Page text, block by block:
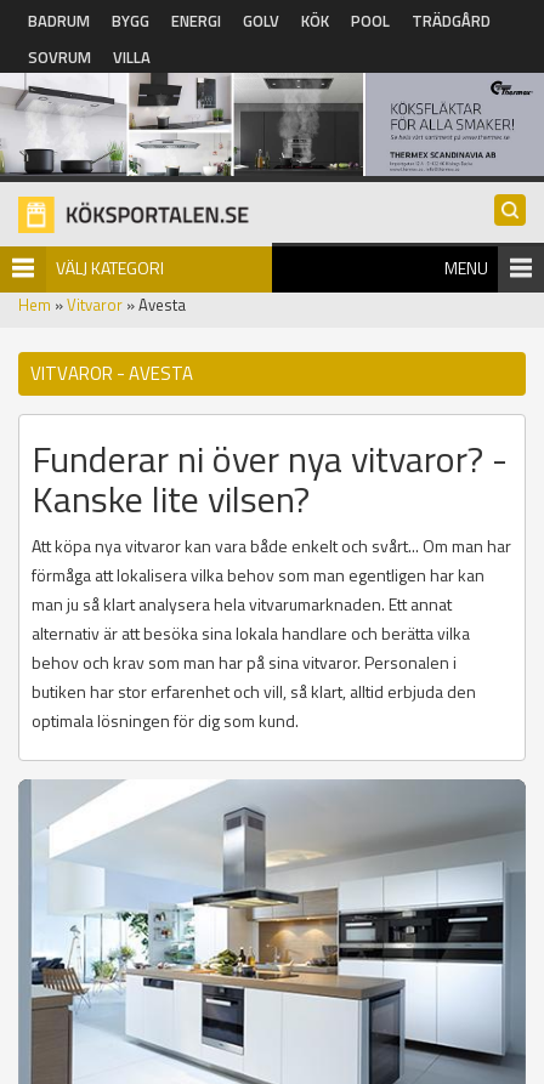
Hoppa till huvudinnehåll
BADRUM BYGG ENERGI GOLV KÖK POOL
TRÄDGÅRD
SOVRUM
VILLA
VÄLJ KATEGORI MENU
Hem »Vitvaror » Avesta
VITVAROR - AVESTA
Funderar ni över nya vitvaror? -
Kanske lite vilsen?
Att köpa nya vitvaror kan vara både enkelt och svårt... Om man har
förmåga att lokalisera vilka behov som man egentligen har kan
man ju så klart analysera hela vitvarumarknaden. Ett annat
alternativ är att besöka sina lokala handlare och berätta vilka
behov och krav som man har på sina vitvaror. Personalen i
butiken har stor erfarenhet och vill, så klart, alltid erbjuda den
optimala lösningen för dig som kund.